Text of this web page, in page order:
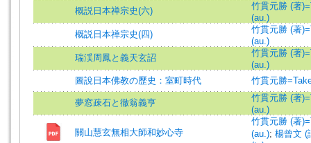
概説日本禅宗史(六)
竹貫元勝 (著
(au.)
概説日本禅宗史(四)
竹貫元勝 (著
(au.)
瑞渓周鳳と義天玄詔
竹貫元勝 (著
(au.)
圖說日本佛教の歷史：室町時代
竹貫元勝
夢窓疎石と徹翁義亨
竹貫元勝 (著
(au.)
關山慧玄無相大師和妙心寺
竹貫元勝 (著
(au.); 楊曾文 (